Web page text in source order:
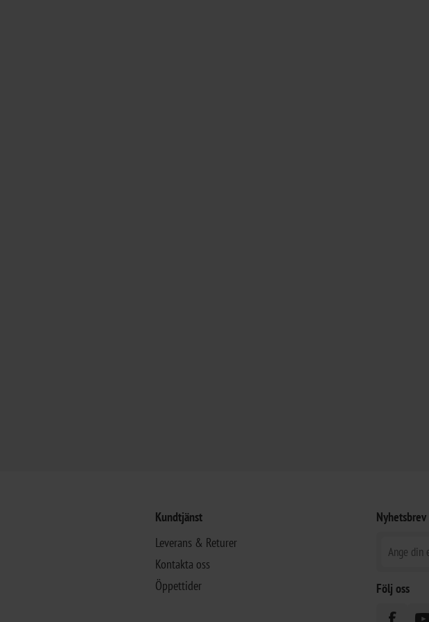
Kundtjänst
Leverans & Returer
Kontakta oss
Öppettider
Nyhetsbrev
Följ oss